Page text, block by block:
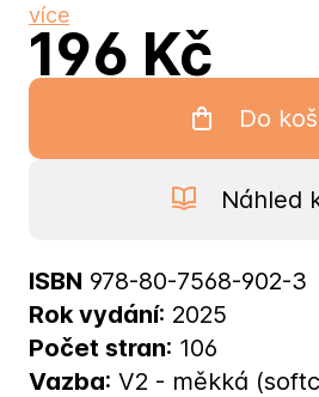
více
196 Kč
Do
Náhled
ISBN 978-80-7568-902-3
Rok vydání: 2025
Počet stran: 106
Vazba: V2 - měkká